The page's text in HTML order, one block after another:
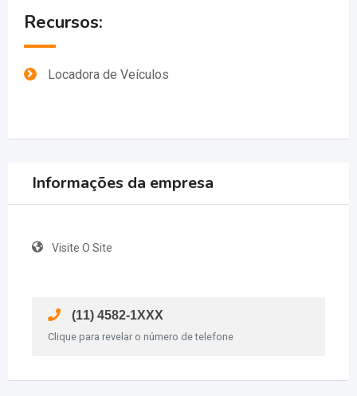
Recursos:
Locadora de Veículos
Informações da empresa
Visite O Site
(11) 4582-1XXX
Clique para revelar o número de telefone